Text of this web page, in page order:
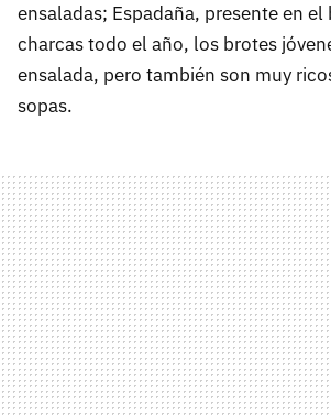
ensaladas; Espadaña, presente en el
charcas todo el año, los brotes
ensalada, pero también son muy
sopas.